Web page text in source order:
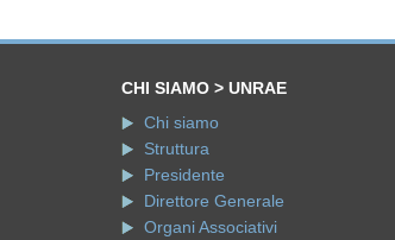
CHI SIAMO > UNRAE
Chi siamo
Struttura
Presidente
Direttore Generale
Organi Associativi